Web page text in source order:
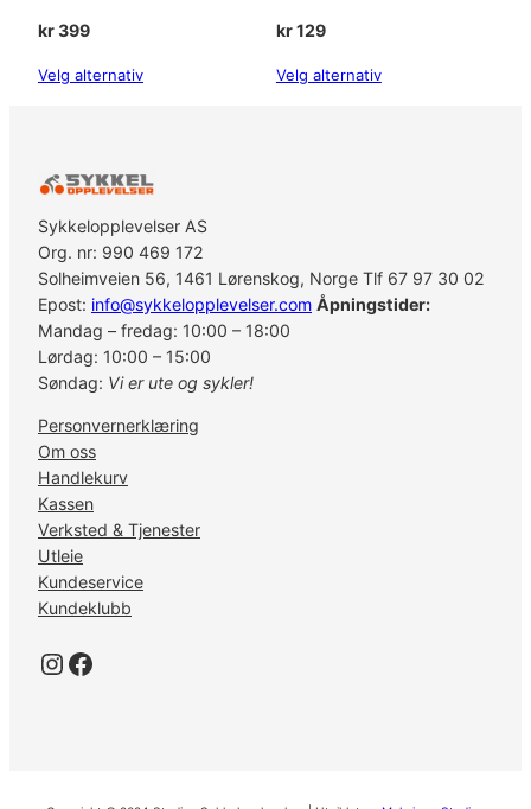
kr399
Velg alternativ
kr129
Velg alternativ
Sykkelopplevelser AS
Org. nr: 990 469 172
Solheimveien 56, 1461 Lørenskog, Norge Tlf 67 97 30 02
Epost: info@sykkelopplevelser.com Åpningstider:
Mandag – fredag: 10:00 – 18:00
Lørdag: 10:00 – 15:00
Søndag: Vi er ute og sykler!
Personvernerklæring
Om oss
Handlekurv
Kassen
Verksted & Tjenester
Utleie
Kundeservice
Kundeklubb
Instagram Facebook